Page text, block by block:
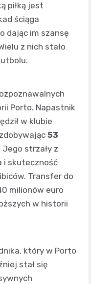
piłką jest
ściąga
dając im szansę
z nich stało
Porto. Napastnik
w klubie
53
Jego strzały z
i skuteczność
Transfer do
milionów euro
w historii
który w Porto
stał się